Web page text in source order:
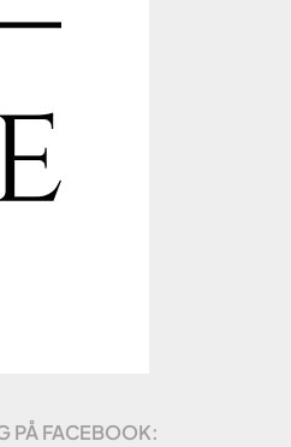
PÅ FACEBOOK: